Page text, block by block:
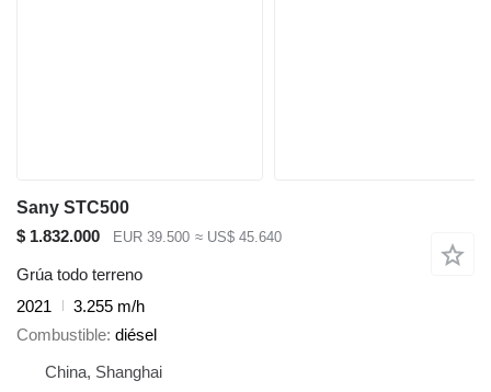
Sany STC500
$ 1.832.000
EUR 39.500 ≈ US$ 45.640
Grúa todo terreno
2021
3.255 m/h
Combustible diésel
China, Shanghai